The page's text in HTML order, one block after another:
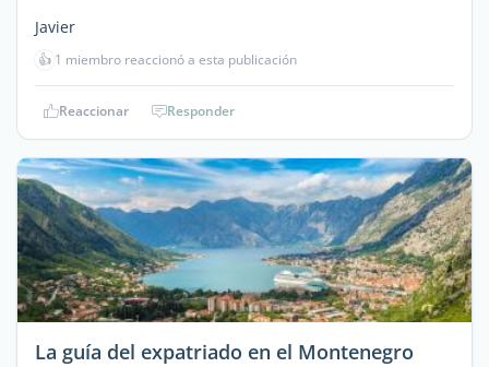
Javier
👍 1 miembro reaccionó a esta publicación
Reaccionar Responder
La guía del expatriado en el Montenegro